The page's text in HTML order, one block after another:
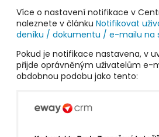
Více o nastavení notifikace v
naleznete v článku Notifikovat
deníku / dokumentu / e-mailu na
Pokud je notifikace nastavena, v
přijde oprávněným uživatelům e-
obdobnou podobu jako tento: